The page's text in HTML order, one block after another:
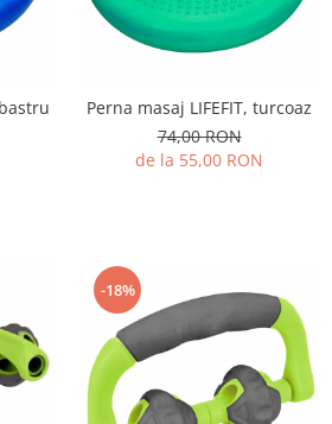
Perna masaj LIFEFIT, turcoaz
74,00 RON
de la 55,00 RON
-18%